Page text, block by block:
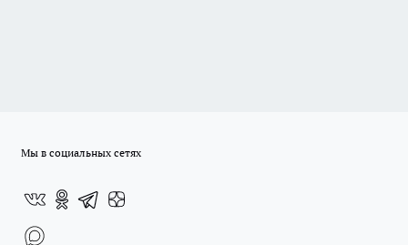
Мы в социальных сетях